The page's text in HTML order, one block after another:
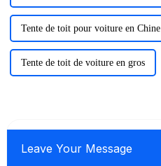
Tente de toit pour voiture en Chine
Tente de toit de voiture en gros
Leave Your Message